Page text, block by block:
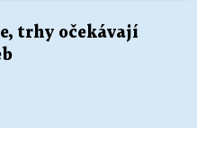
trhy očekávají